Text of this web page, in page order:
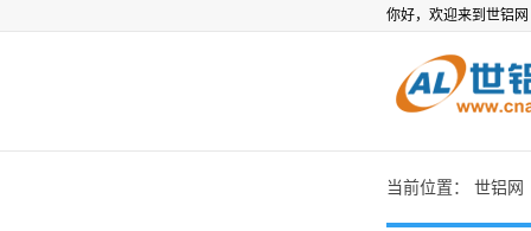
你好，欢迎来到世铝网
当前位置： 世铝网